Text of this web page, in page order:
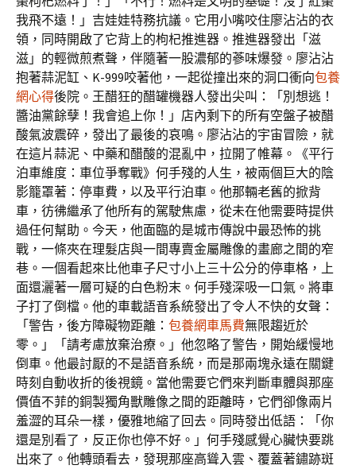
我飛不遠！」吉娃娃特務抗議。它用小嘴咬住廖沾沾的衣
領，同時開啟了它背上的枸杞推進器。推進器發出「滋
滋」的輕微煎煮聲，伴隨著一股濃郁的蔘味爆發。廖沾沾
抱著蒜泥缸、K-999咬著他，一起從撞出來的洞口衝向包養
網心得後院。王醋狂的醋罐機器人發出尖叫：「別想逃！
醬油黨餘孽！我會追上你！」店內剩下的所有空盤子被醋
酸氣波震碎，發出了最後的哀鳴。廖沾沾的宇宙冒險，就
在這片蒜泥、中藥和醋酸的混亂中，拉開了帷幕。《平行
泊車維度：車位爭奪戰》何手殘的人生，被兩個巨大的陰
影籠罩著：停車費，以及平行泊車。他那輛老舊的掀背
車，彷彿繼承了他所有的駕駛焦慮，從未在他需要時提供
過任何幫助。今天，他面臨的是城市傳說中最恐怖的挑
戰，一條夾在理髮店與一間專賣金屬雕像的畫廊之間的窄
巷。一個看起來比他車子尺寸小上三十公分的停車格，上
面還灑著一層可疑的白色粉末。何手殘深吸一口氣。將車
子打了倒檔。他的車載語音系統發出了令人不快的女聲：
「警告，後方障礙物距離： 包養網車馬費無限趨近於
零。」「請考慮放棄治療。」他忽略了警告，開始緩慢地
倒車。他最討厭的不是語音系統，而是那兩塊永遠在關鍵
時刻自動收折的後視鏡。當他需要它們來判斷車體與那座
價值不菲的銅製獨角獸雕像之間的距離時，它們卻像兩片
羞澀的耳朵一樣，優雅地縮了回去。同時發出低語：「你
還是別看了，反正你也停不好。」何手殘感覺心臟快要跳
出來了。他轉頭看去，發現那座高聳入雲、覆蓋著鏽跡斑